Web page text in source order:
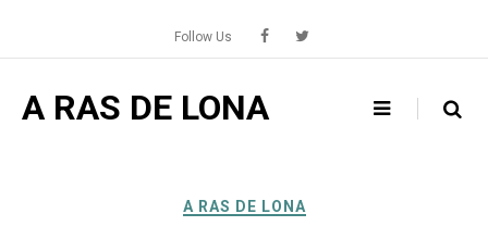
content
Follow Us
A RAS DE LONA
A RAS DE LONA